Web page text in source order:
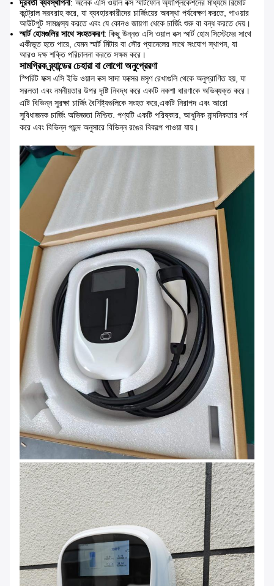
দূরবর্তী ব্যবস্থাপনা: অনেক এসি ওয়াল বক্স স্মার্টফোন অ্যাপ্লিকেশনের মাধ্যমে রিমোট
কন্ট্রোল সরবরাহ করে, যা ব্যবহারকারীদের চার্জিংয়ের অবস্থা পর্যবেক্ষণ করতে, পাওয়ার
আউটপুট সামঞ্জস্য করতে এবং যে কোনও জায়গা থেকে চার্জিং শুরু বা বন্ধ করতে দেয়।
স্মার্ট হোমগুলির সাথে সংহতকরণ: কিছু উন্নত এসি ওয়াল বক্স স্মার্ট হোম সিস্টেমের সাথে
একীভূত হতে পারে, যেমন স্মার্ট মিটার বা সৌর প্যানেলের সাথে সংযোগ স্থাপন, যা
আরও দক্ষ শক্তি পরিচালনা করতে সক্ষম করে।
সামগ্রিক ব্র্যান্ডের চেহারা বা লোগো অনুপ্রেরণা
স্পিরিট ফক্স এসি ইভি ওয়াল বক্স সাদা ফক্সের মসৃণ রেখাগুলি থেকে অনুপ্রাণিত হয়, যা
সরলতা এবং নমনীয়তার উপর দৃষ্টি নিবদ্ধ করে একটি নকশা ধারণাকে অভিব্যক্ত করে।
এটি বিভিন্ন সুরক্ষা চার্জিং বৈশিষ্ট্যগুলিকে সংহত করে,একটি নিরাপদ এবং আরো
সুবিধাজনক চার্জিং অভিজ্ঞতা নিশ্চিত. পণ্যটি একটি পরিষ্কার, আধুনিক নান্দনিকতার গর্ব
করে এবং বিভিন্ন পছন্দ অনুসারে বিভিন্ন রঙের বিকল্পে পাওয়া যায়।